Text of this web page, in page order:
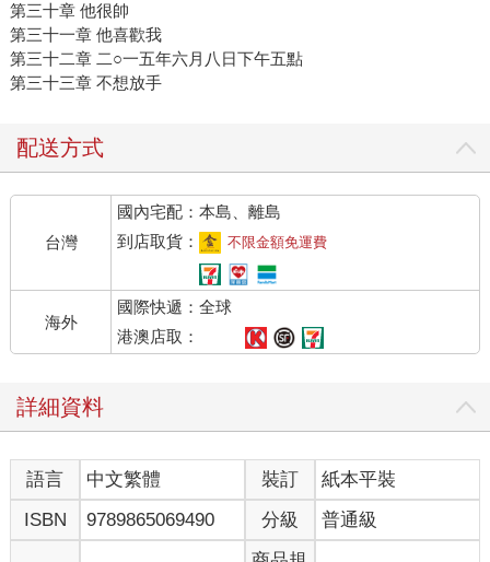
第三十章 他很帥
第三十一章 他喜歡我
第三十二章 二○一五年六月八日下午五點
第三十三章 不想放手
配送方式
台灣
國內宅配：本島、離島
到店取貨：
不限金額免運費
海外
國際快遞：全球
港澳店取：
詳細資料
語言 中文繁體 裝訂
紙本平裝
ISBN
9789865069490 分級 普通級